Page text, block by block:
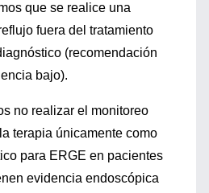
que se realice una
fuera del tratamiento
(recomendación
bajo).
no realizar el monitoreo
terapia únicamente como
para ERGE en pacientes
evidencia endoscópica